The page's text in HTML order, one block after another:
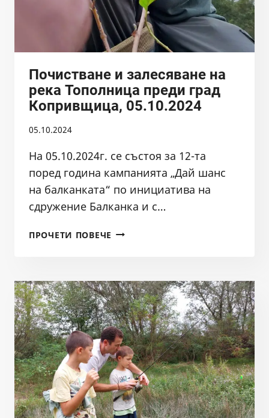
Почистване и залесяване на
река Тополница преди град
Копривщица, 05.10.2024
05.10.2024
На 05.10.2024г. се състоя за 12-та
поред година кампанията „Дай шанс
на балканката“ по инициатива на
сдружение Балканка и с…
ПРОЧЕТИ ПОВЕЧЕ ПОЧИСТВАНЕ
РЕКА
ТОПОЛНИЦА
ПРЕДИ
ГРАД
КОПРИВЩИЦА,
05.10.2024